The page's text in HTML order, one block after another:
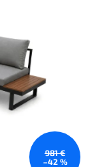
981 €
–42 %